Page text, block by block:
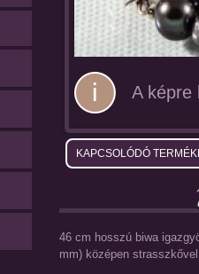
A képre
KAPCSOLÓDÓ
46 cm hosszú biwa
mm) középen